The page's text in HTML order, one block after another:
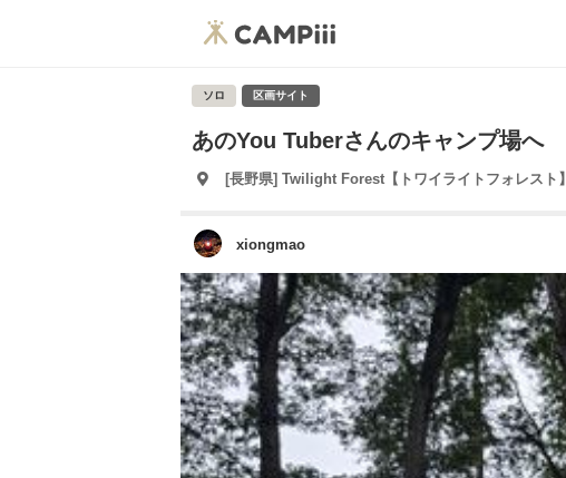
ソロ 区画サイト
あのYou Tuberさんのキャンプ場へ
[長野県] Twilight Forest【トワイライトフォレスト】
xiongmao